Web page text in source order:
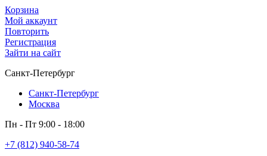
Корзина
Мой аккаунт
Повторить
Регистрация
Зайти на сайт
Санкт-Петербург
Санкт-Петербург
Москва
Пн - Пт 9:00 - 18:00
+7 (812) 940-58-74